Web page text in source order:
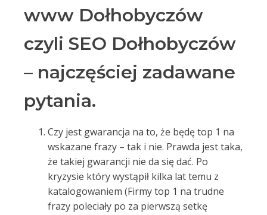
www Dołhobyczów
czyli SEO Dołhobyczów
– najczęściej zadawane
pytania.
Czy jest gwarancja na to, że będę top 1 na
wskazane frazy – tak i nie. Prawda jest taka,
że takiej gwarancji nie da się dać. Po
kryzysie który wystąpił kilka lat temu z
katalogowaniem (Firmy top 1 na trudne
frazy poleciały po za pierwszą setkę